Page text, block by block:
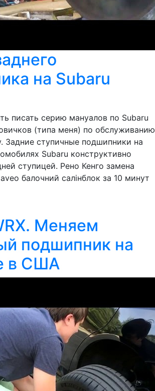
на Subaru
писать серию мануалов по Subaru
(типа меня) по обслуживанию
Задние ступичные подшипники на
Subaru конструктивно
ступицей. Рено Кенго замена
балочний салінблок за 10 минут
Меняем
подшипник на
в США